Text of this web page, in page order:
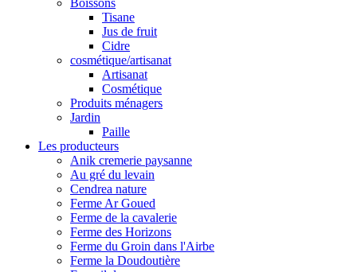
Boissons
Tisane
Jus de fruit
Cidre
cosmétique/artisanat
Artisanat
Cosmétique
Produits ménagers
Jardin
Paille
Les producteurs
Anik cremerie paysanne
Au gré du levain
Cendrea nature
Ferme Ar Goued
Ferme de la cavalerie
Ferme des Horizons
Ferme du Groin dans l'Airbe
Ferme la Doudoutière